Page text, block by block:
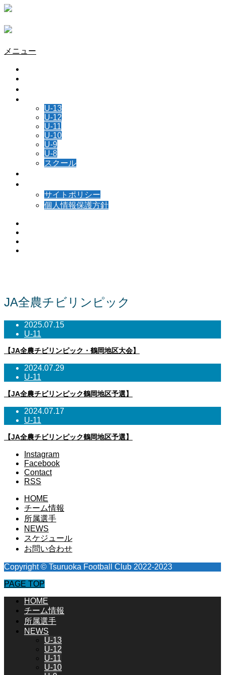
メニュー
U-13
U-12
U-11
U-10
U-9
U-8
スクール
サイトポリシー
個人情報保護方針
JA全農チビリンピック
2025.07.15
U-11
【JA全農チビリンピック・鶴岡地区大会】
2024.07.29
U-11
【JA全農チビリンピック鶴岡地区予選】
2024.07.17
U-11
【JA全農チビリンピック鶴岡地区予選】
Instagram
Facebook
Contact
RSS
HOME
チーム情報
所属選手
NEWS
スケジュール
お問い合わせ
Copyright © Tsuruoka Football Club 2022-2023
PAGE TOP
HOME
チーム情報
所属選手
NEWS
U-13
U-12
U-11
U-10